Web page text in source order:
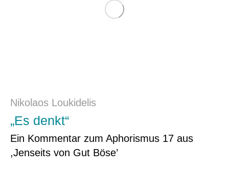
Nikolaos Loukidelis
„Es denkt“
Ein Kommentar zum Aphorismus 17 aus
,Jenseits von Gut Böse’